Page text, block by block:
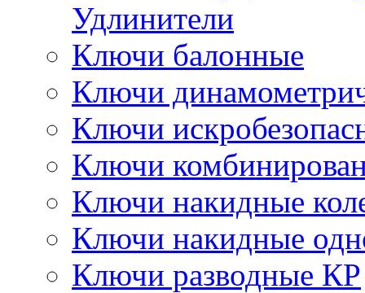
Удлинители
Ключи балонные
Ключи
Ключи
Ключи
Ключи накидные
Ключи накидные
Ключи разводные КР